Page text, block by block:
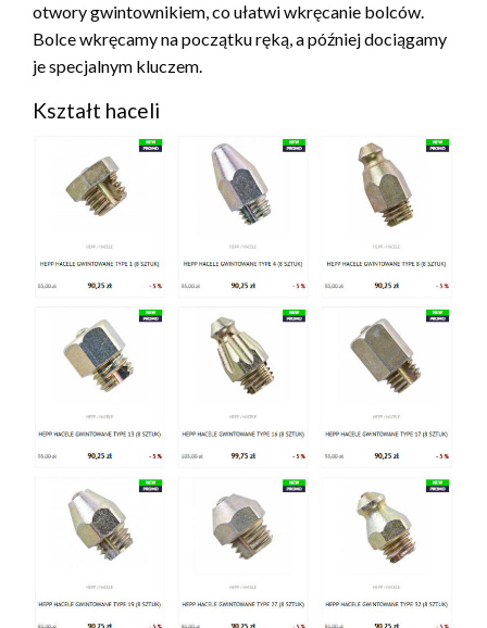
otwory gwintownikiem, co ułatwi wkręcanie bolców.
Bolce wkręcamy na początku ręką, a później dociągamy
je specjalnym kluczem.
Kształt haceli